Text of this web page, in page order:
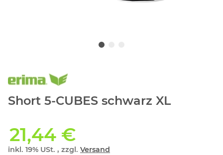
Short 5-CUBES schwarz XL
21,44 €
inkl. 19% USt. , zzgl. Versand